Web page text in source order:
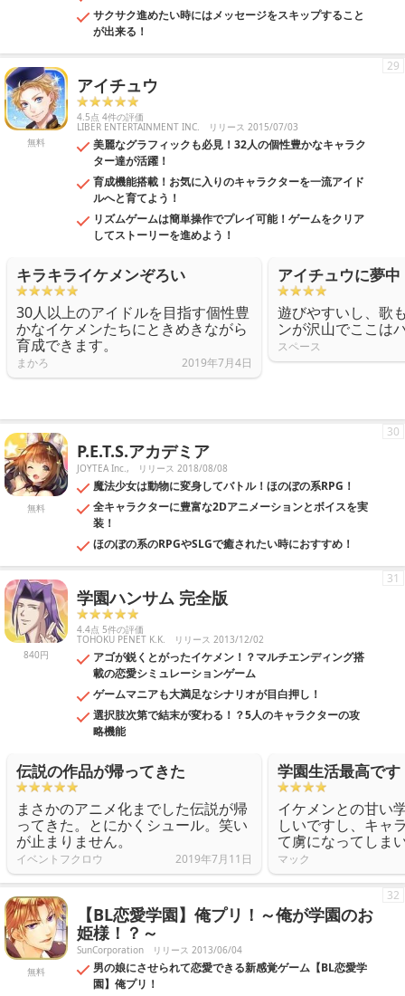
サクサク進めたい時にはメッセージをスキップすること
が出来る！
無料
アイチュウ
4.5点 4件の評価
LIBER ENTERTAINMENT INC. リリース 2015/07/03
美麗なグラフィックも必見！32人の個性豊かなキャラク
ター達が活躍！
育成機能搭載！お気に入りのキャラクターを一流アイド
ルへと育てよう！
リズムゲームは簡単操作でプレイ可能！ゲームをクリア
してストーリーを進めよう！
29
キラキライケメンぞろい
30人以上のアイドルを目指す個性豊
かなイケメンたちにときめきながら
育成できます。
まかろ 2019年7月4日
アイチュウに夢中
遊びやすいし、歌
ンが沢山でここは
スペース
無料
P.E.T.S.アカデミア
JOYTEA Inc., リリース 2018/08/08
魔法少女は動物に変身してバトル！ほのぼの系RPG！
全キャラクターに豊富な2Dアニメーションとボイスを実
装！
ほのぼの系のRPGやSLGで癒されたい時におすすめ！
30
840円
学園ハンサム 完全版
4.4点 5件の評価
TOHOKU PENET K.K. リリース 2013/12/02
アゴが鋭くとがったイケメン！？マルチエンディング搭
載の恋愛シミュレーションゲーム
ゲームマニアも大満足なシナリオが目白押し！
選択肢次第で結末が変わる！？5人のキャラクターの攻
略機能
31
伝説の作品が帰ってきた
まさかのアニメ化までした伝説が帰
ってきた。とにかくシュール。笑い
が止まりません。
イベントフクロウ 2019年7月11日
学園生活最高です
イケメンとの甘い
しいですし、キャ
て虜になってしま
マック
無料
【BL恋愛学園】俺プリ！～俺が学園のお
姫様！？～
SunCorporation リリース 2013/06/04
男の娘にさせられて恋愛できる新感覚ゲーム【BL恋愛学
園】俺プリ！
32